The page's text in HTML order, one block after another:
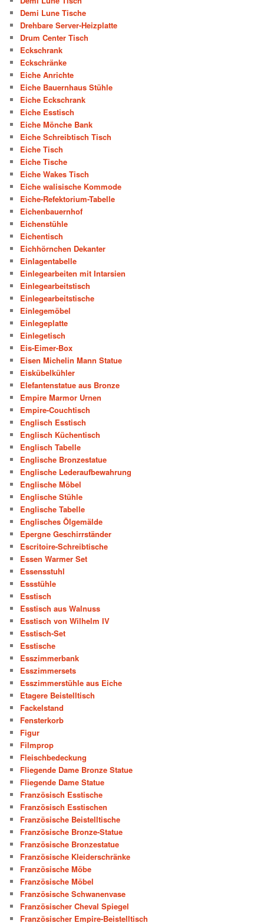
Demi Lune Tische
Drehbare Server-Heizplatte
Drum Center Tisch
Eckschrank
Eckschränke
Eiche Anrichte
Eiche Bauernhaus Stühle
Eiche Eckschrank
Eiche Esstisch
Eiche Mönche Bank
Eiche Schreibtisch Tisch
Eiche Tisch
Eiche Tische
Eiche Wakes Tisch
Eiche walisische Kommode
Eiche-Refektorium-Tabelle
Eichenbauernhof
Eichenstühle
Eichentisch
Eichhörnchen Dekanter
Einlagentabelle
Einlegearbeiten mit Intarsien
Einlegearbeitstisch
Einlegearbeitstische
Einlegemöbel
Einlegeplatte
Einlegetisch
Eis-Eimer-Box
Eisen Michelin Mann Statue
Eiskübelkühler
Elefantenstatue aus Bronze
Empire Marmor Urnen
Empire-Couchtisch
Englisch Esstisch
Englisch Küchentisch
Englisch Tabelle
Englische Bronzestatue
Englische Lederaufbewahrung
Englische Möbel
Englische Stühle
Englische Tabelle
Englisches Ölgemälde
Epergne Geschirrständer
Escritoire-Schreibtische
Essen Warmer Set
Essensstuhl
Essstühle
Esstisch
Esstisch aus Walnuss
Esstisch von Wilhelm IV
Esstisch-Set
Esstische
Esszimmerbank
Esszimmersets
Esszimmerstühle aus Eiche
Etagere Beistelltisch
Fackelstand
Fensterkorb
Figur
Filmprop
Fleischbedeckung
Fliegende Dame Bronze Statue
Fliegende Dame Statue
Französisch Esstische
Französisch Esstischen
Französische Beistelltische
Französische Bronze-Statue
Französische Bronzestatue
Französische Kleiderschränke
Französische Möbe
Französische Möbel
Französische Schwanenvase
Französischer Cheval Spiegel
Französischer Empire-Beistelltisch